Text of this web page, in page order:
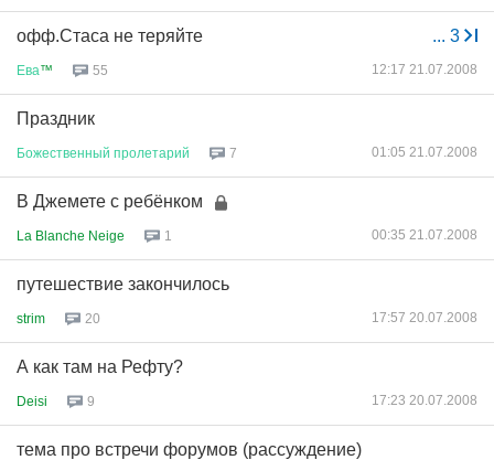
... 3
офф.Стаса не теряйте
Ева™ 55 12:17 21.07.2008
Праздник
Божественный пролетарий 7 01:05 21.07.2008
В Джемете с ребёнком
La Blanche Neige 1 00:35 21.07.2008
путешествие закончилось
strim 20 17:57 20.07.2008
А как там на Рефту?
Deisi 9 17:23 20.07.2008
тема про встречи форумов (рассуждение)